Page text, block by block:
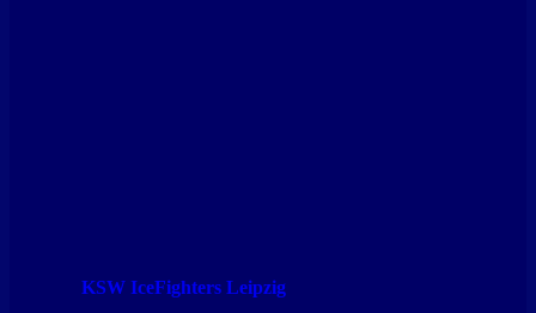
KSW IceFighters Leipzig